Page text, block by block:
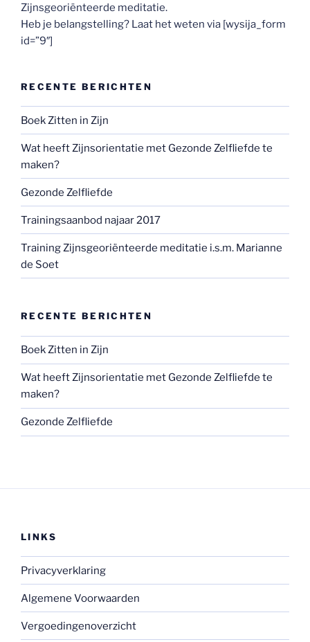
Zijnsgeoriënteerde meditatie.
Heb je belangstelling? Laat het weten via [wysija_form
id=”9″]
RECENTE BERICHTEN
Boek Zitten in Zijn
Wat heeft Zijnsorientatie met Gezonde Zelfliefde te
maken?
Gezonde Zelfliefde
Trainingsaanbod najaar 2017
Training Zijnsgeoriënteerde meditatie i.s.m. Marianne
de Soet
RECENTE BERICHTEN
Boek Zitten in Zijn
Wat heeft Zijnsorientatie met Gezonde Zelfliefde te
maken?
Gezonde Zelfliefde
LINKS
Privacyverklaring
Algemene Voorwaarden
Vergoedingenoverzicht